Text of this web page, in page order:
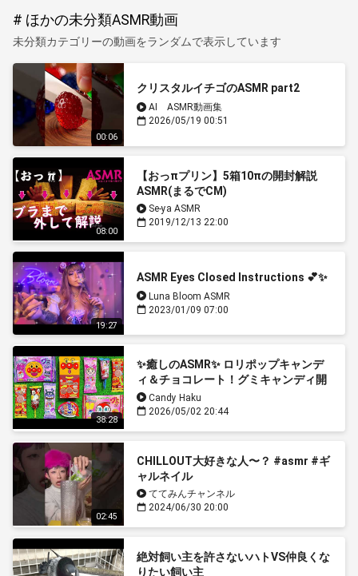
ほかの未分類ASMR動画
未分類カテゴリーの動画をランダムで表示しています
00:06
クリスタルイチゴのASMR part2
AI ASMR動画集
2026/05/19 00:51
08:00
【おっπプリン】5箱10πの開封解説
ASMR(まるでCM)
Se-ya ASMR
2019/12/13 22:00
19:27
ASMR Eyes Closed Instructions 💕✨
Luna Bloom ASMR
2023/01/09 07:00
38:28
✨癒しのASMR✨ ロリポップキャンデ
ィ＆チョコレート！グミキャンディ開
封で極上の音体験🎧🍭🍫
Candy Haku
2026/05/02 20:44
02:45
CHILLOUT大好きな人〜？ #asmr #ギ
ャルネイル
ててみんチャンネル
2024/06/30 20:00
絶対飼い主を許さないハトVS仲良くな
りたい飼い主